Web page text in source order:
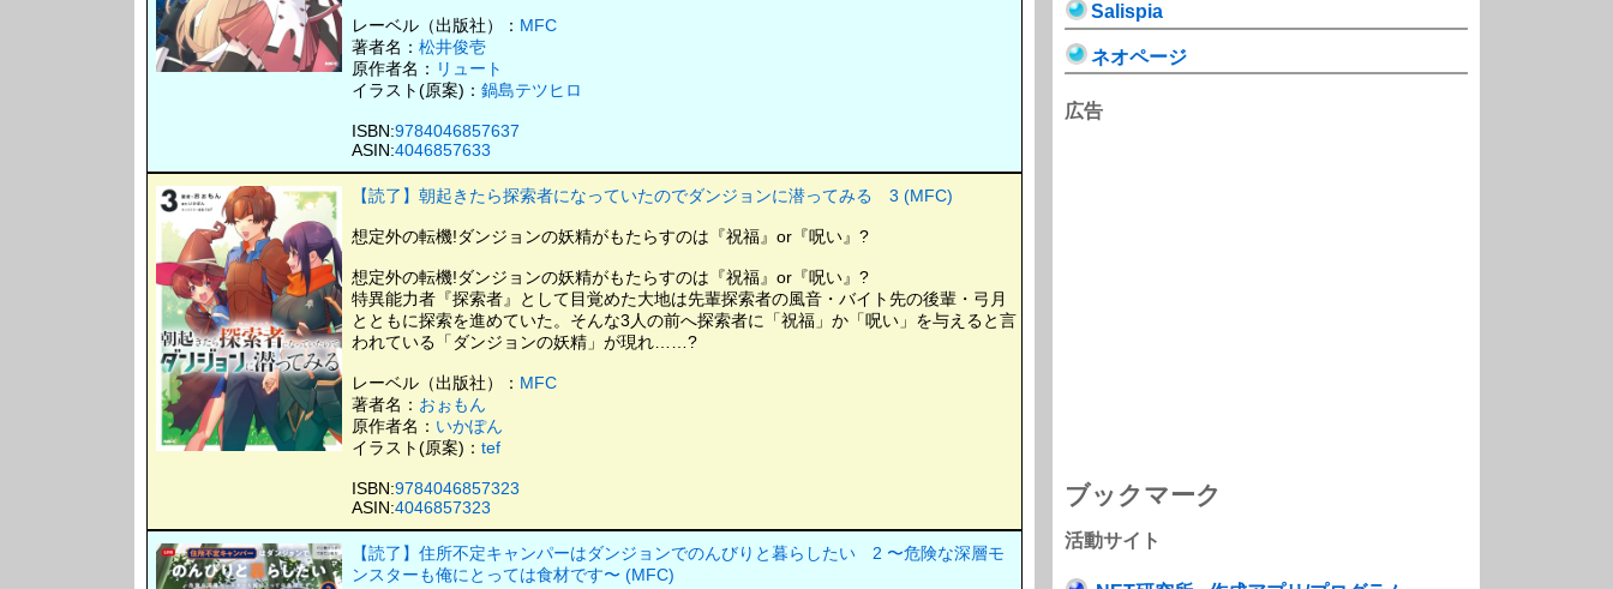
レーベル（出版社）： MFC
著者名： 松井俊壱
原作者名： リュート
イラスト(原案)： 鍋島テツヒロ
ISBN:9784046857637
ASIN:4046857633
【読了】朝起きたら探索者になっていたのでダンジョンに潜ってみる 3 (MFC)
想定外の転機!ダンジョンの妖精がもたらすのは『祝福』or『呪い』?
想定外の転機!ダンジョンの妖精がもたらすのは『祝福』or『呪い』?
特異能力者『探索者』として目覚めた大地は先輩探索者の風音・バイト先の後輩・弓月
とともに探索を進めていた。そんな3人の前へ探索者に「祝福」か「呪い」を与えると言
われている「ダンジョンの妖精」が現れ……?
レーベル（出版社）： MFC
著者名： おぉもん
原作者名： いかぽん
イラスト(原案)： tef
ISBN:9784046857323
ASIN:4046857323
【読了】住所不定キャンパーはダンジョンでのんびりと暮らしたい 2 〜危険な深層モ
ンスターも俺にとっては食材です〜 (MFC)
Salispia
ネオページ
広告
ブックマーク
活動サイト